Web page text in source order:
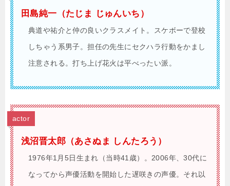
田島純一（たじま じゅんいち）
典道や祐介と仲の良いクラスメイト。スケボーで登校
しちゃう系男子。担任の先生にセクハラ行動をかまし
注意される。打ち上げ花火は平べったい派。
actor
浅沼晋太郎（あさぬま しんたろう）
1976年1月5日生まれ（当時41歳）。2006年、30代に
なってから声優活動を開始した遅咲きの声優。それ以